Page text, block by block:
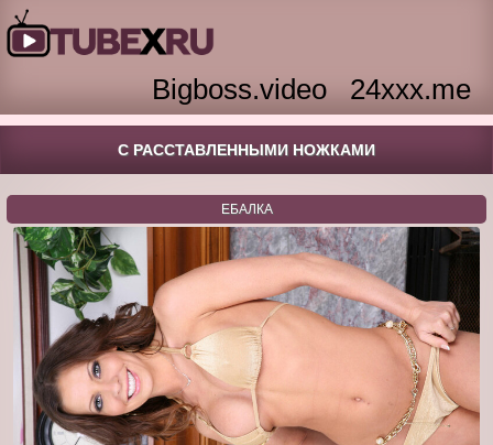
Bigboss.video 24xxx.me
С РАССТАВЛЕННЫМИ НОЖКАМИ
ЕБАЛКА